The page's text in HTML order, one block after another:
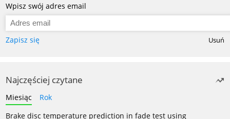
Wpisz swój adres email
Zapisz się Usuń
Najczęściej czytane
Miesiąc
Rok
Brake disc temperature prediction in fade test using